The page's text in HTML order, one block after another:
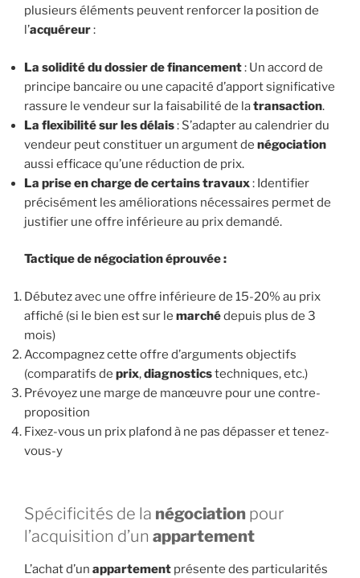
plusieurs éléments peuvent renforcer la position de
l’acquéreur:
La solidité du dossier de financement: Un accord de
principe bancaire ou une capacité d’apport significative
rassure le vendeur sur la faisabilité de latransaction.
La flexibilité sur les délais: S’adapter au calendrier du
vendeur peut constituer un argument de négociation
aussi efficace qu’une réduction de prix.
La prise en charge de certains travaux: Identifier
précisément les améliorations nécessaires permet de
justifier une offre inférieure au prix demandé.
Tactique denégociationéprouvée :
Débutez avec une offre inférieure de 15-20% au prix
affiché (si le bien est sur le marchédepuis plus de 3
mois)
Accompagnez cette offre d’arguments objectifs
(comparatifs de prix,diagnosticstechniques, etc.)
Prévoyez une marge de manœuvre pour une contre-
proposition
Fixez-vous un prix plafond à ne pas dépasser et tenez-
vous-y
Spécificités de la négociation pour
l’acquisition d’un appartement
L’achat d’un appartement présente des particularités